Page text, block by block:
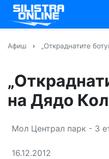
Афиш › „Откраднатите
на Дядо
Мол Централ парк - 3
16.12.2012